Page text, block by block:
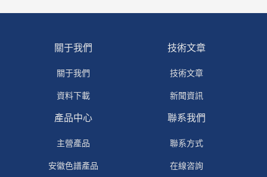
關于我們
關于我們
資料下載
技術文章
技術文章
新聞資訊
產品中心
主營產品
安徽色譜產品
聯系我們
聯系方式
在線咨詢